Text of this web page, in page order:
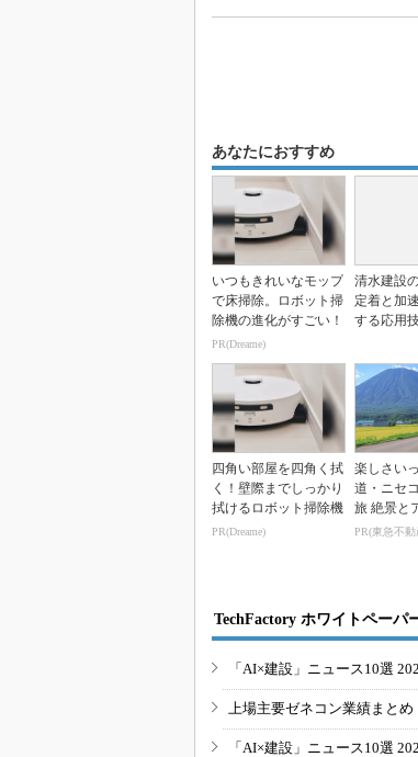
あなたにおすすめ
いつもきれいなモップ
で床掃除。ロボット掃
除機の進化がすごい！
PR(Dreame)
清水建設
定着と加
する応用
四角い部屋を四角く拭
く！壁際までしっかり
拭けるロボット掃除機
PR(Dreame)
楽しさい
道・ニセ
旅 絶景と
ティが揃
PR(東急不動
TechFactory ホワイトペーパ
「AI×建設」ニュース10選
上場主要ゼネコン業績まとめ
「AI×建設」ニュース10選